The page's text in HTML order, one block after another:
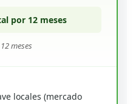
por 12 meses
meses
locales (mercado